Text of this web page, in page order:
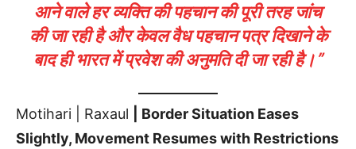
आने वाले हर व्यक्ति की पहचान की पूरी तरह जांच
की जा रही है और केवल वैध पहचान पत्र दिखाने के
बाद ही भारत में प्रवेश की अनुमति दी जा रही है।”
Motihari | Raxaul
| Border Situation Eases
Slightly, Movement Resumes with Restrictions